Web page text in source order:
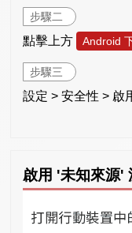
步驟二
點擊上方 Android
步驟三
設定 > 安全性 > 啟
啟用 '未知來源'